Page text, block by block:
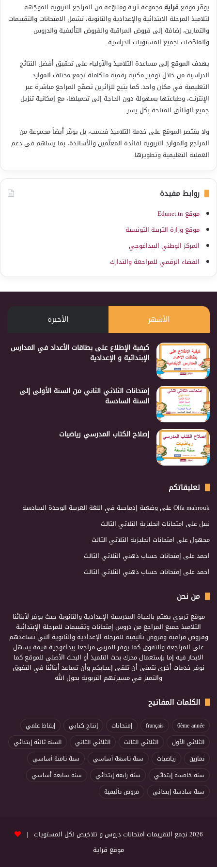
يوفّر موقع قرايةمجموعة ثرية ومتنوّعة من المراجع التربوية الموجّهة
لتلاميذ المرحلة الابتدائية والإعدادية والثانوية، تشمل الامتحانات والتقييمات
والتمارين، إضافة إلى فروض المراقبة والفروض التأليفية والدروس
والملخّصات لجميع المستويات الدراسية.
يهدف الموقع إلى مساعدة التلاميذ والأولياء على تحقيق أفضل النتائج
الدراسية من خلال توفير مكتبة رقمية متكاملة تجمع مختلف الموارد
التعليمية في مكان واحد. كما يتيح للزائرين تصفّح المراجع مباشرة عبر
الإنترنت، وطباعتها بسهولة دون الحاجة إلى تحميلها، مع إمكانية تنزيل
جميع الوثائق المتاحة بكل يسر.
ولا يقتصر الموقع على خدمة التلاميذ فحسب، بل يوفّر أيضاً مجموعة من
المراجع والموارد التربوية لفائدة المعلّمين والأساتذة، بما يساهم في دعم
العملية التعليمية وتطويرها.
روابط مفيدة
موقع Edunet.tn
موقع وزارة التربية التونسية
المركز الوطني البيداغوجي
الفضاء الرقمي للمراجعة والتدارك
الأشهر الأخيرة
كيفية الإطلاع على بطاقات الأعداد في المدارس
الإبتدائية و الإعدادية
إمتحانات الثلاثي الثاني من السنة الأولى إلى
السنة السادسة
إصلاح الكتاب المدرسي رياضيات
تعليقاتكم
Olfa mahroukعلى وضعية إدماجية في اللغة العربية الوحدة السادسة
نبيلعلى امتحانات انجليزية الثلاثي الثالث
مجهولعلى امتحانات انجليزية الثلاثي الثالث
احمدعلى إمتحانات حساب ذهني الثلاثي الثالث
احمدعلى إمتحانات حساب ذهني الثلاثي الثالث
من نحن
موقع تربوي يهتم بالحياة المدرسية الإعدادية والثانوية حيث يوفر لأبنائنا
التلاميذ جميع المراجع من دروس إمتحانات وتقييمات للمرحلة الإبتدائية
وفروض مراقبة وفروض تأليفية للمرحلة الإعدادية والثانوية التي تساعدهم
على المراجعة والتفوق كما يوفر للمربي مراجعا بيداغوجية قيمة يسهل
الابحار فيه إما بإستعمال محرك بحث التلميذ أو البحث الأصلي للموقع كما
نوفر خدمات أخرى نتمنى أن تلقى إعجابكم وأن تساعد أبنائنا في التفوق
والتميز في مسيرتهم التربوية بحول الله
الكلمات المفاتيح
6ème année
français إمتحانات إنتاج كتابي
إيقاظ علمي
الثلاثي الأول
الثلاثي الثالث الثلاثي الثاني
السنة ثالثة إبتدائي
تمارين
رياضيات سنة تاسعة أساسي
سنة ثامنة أساسي
سنة خامسة إبتدائي
سنة رابعة إبتدائي
سنة سابعة أساسي
سنة سادسة إبتدائي
فروض تأليفية
2026 نجمع التقييمات امتحانات دروس و تلاخيص لكل المستويات |
موقع قراية